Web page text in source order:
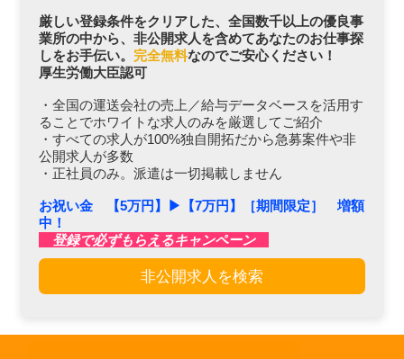
厳しい登録条件をクリアした、全国数千以上の優良事
業所の中から、非公開求人を含めてあなたのお仕事探
しをお手伝い。 完全無料なのでご安心ください！
厚生労働大臣認可
・全国の運送会社の売上／給与データベースを活用す
ることでホワイトな求人のみを厳選してご紹介
・すべての求人が100%独自開拓だから急募案件や非
公開求人が多数
・正社員のみ。派遣は一切掲載しません
お祝い金 【5万円】▶︎【7万円】［期間限定］ 増額
中！
登録で必ずもらえるキャンペーン
非公開求人を検索